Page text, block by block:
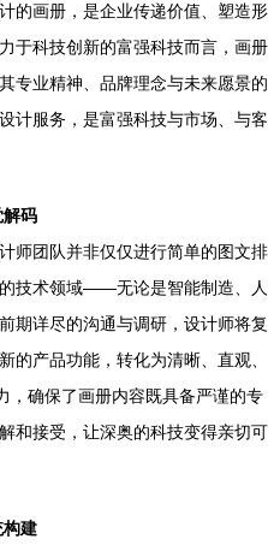
的画册，是企业传递价值、塑造形
于科技创新的富强科技而言，画册
专业精神、品牌理念与未来愿景的
计服务，是富强科技与市场、与客
解码
师团队并非仅仅进行简单的图文排
技术领域——无论是智能制造、人
期详尽的沟通与调研，设计师将复
的产品功能，转化为清晰、直观、
，确保了画册内容既具备严谨的专
和接受，让深奥的科技变得亲切可
构建